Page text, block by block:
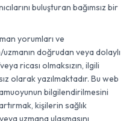
buluşturan bağımsız bir
yorumları ve
doğrudan veya dolaylı
ricası olmaksızın, ilgili
olarak yazılmaktadır. Bu web
bilgilendirilmesini
kişilerin sağlık
uzmana ulaşmasını